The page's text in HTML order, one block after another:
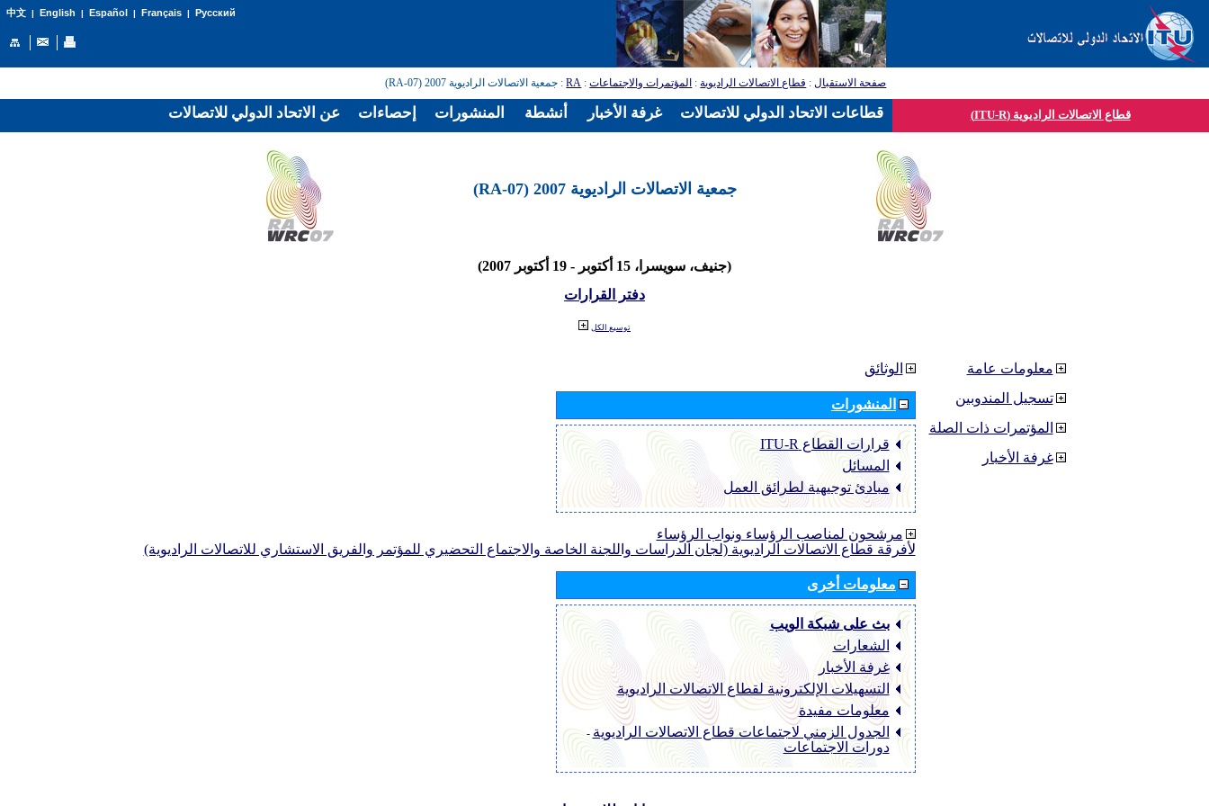
中文| English | Español | Français| Русский
صفحة الاستقبال: قطاع الاتصالات الراديوية: المؤتمرات والاجتماعات:
RA: جمعية الاتصالات الراديوية 2007 (RA-07)
قطاع الاتصالات الراديوية (ITU-R)
جمعية الاتصالات الراديوية 2007 (RA-07)
(جنيف، سويسرا، 15 أكتوبر - 19 أكتوبر 2007)
دفتر القرارات
توسيع الكل
الوثائق
المنشورات
قرارات القطاع ‏ITU-R
المسائل
مبادئ توجيهية لطرائق العمل
مرشحون لمناصب الرؤساء ونواب الرؤساء
لأفرقة قطاع الاتصالات الراديوية (لجان الدراسات واللجنة الخاصة والاجتماع التحضيري للمؤتمر والفريق الاستشاري للاتصالات الراديوية)
معلومات أخرى
بث على شبكة الويب
الشعارات
غرفة الأخبار
التسهيلات الإلكترونية لقطاع الاتصالات الراديوية
معلومات مفيدة
الجدول الزمني لاجتماعات قطاع الاتصالات الراديوية -
دورات الاجتماعات
معلومات عامة
تسجيل المندوبين
المؤتمرات ذات الصلة
غرفة الأخبار
عن الاتحاد الدولي للاتصالات إحصاءات المنشورات أنشطة غرفة الأخبار قطاعات الاتحاد الدولي للاتصالات